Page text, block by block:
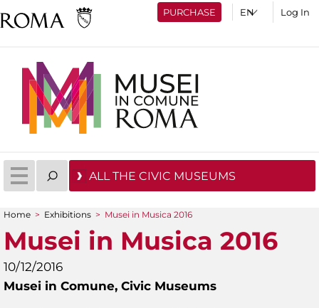
PURCHASE Log In
ALL THE CIVIC MUSEUMS
You are here
Home > Exhibitions > Musei in Musica 2016
Musei in Musica 2016
10/12/2016
Musei in Comune, Civic Museums